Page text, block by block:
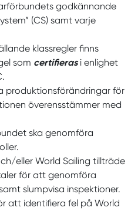
godkännande
(CS) samt varje
klassregler finns
som certifierasi enlighet
produktionsförändringar för
överensstämmer med
ska genomföra
eller World Sailing tillträde
för att genomföra
slumpvisa inspektioner.
att identifiera fel på World